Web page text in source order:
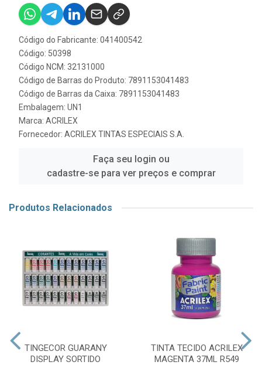
Código do Fabricante: 041400542
Código: 50398
Código NCM: 32131000
Código de Barras do Produto: 7891153041483
Código de Barras da Caixa: 7891153041483
Embalagem: UN1
Marca: ACRILEX
Fornecedor: ACRILEX TINTAS ESPECIAIS S.A.
Faça seu login ou
cadastre-se para ver preços e comprar
Produtos Relacionados
TINGECOR GUARANY
DISPLAY SORTIDO
TINTA TECIDO ACRILEX
MAGENTA 37ML R549